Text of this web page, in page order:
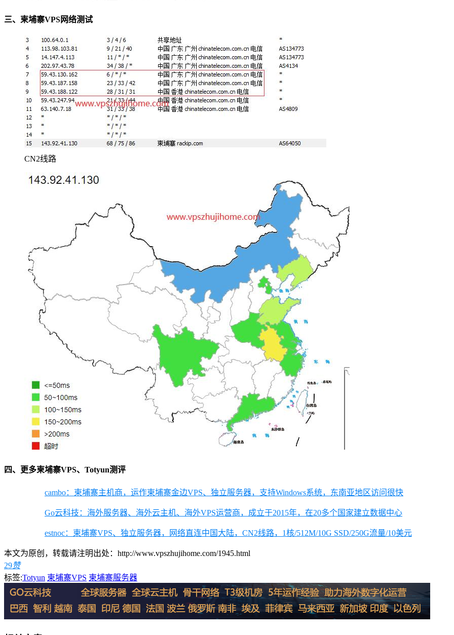
三、柬埔寨VPS网络测试
CN2线路
四、更多柬埔寨VPS、Totyun测评
cambo：柬埔寨主机商，运作柬埔寨金边VPS、独立服务器，支持Windows系统，东南亚地区访问很快
Go云科技：海外服务器、海外云主机、海外VPS运营商，成立于2015年，在20多个国家建立数据中心
estnoc：柬埔寨VPS、独立服务器，网络直连中国大陆，CN2线路，1核/512M/10G SSD/250G流量/10美元
本文为原创，转载请注明出处：http://www.vpszhujihome.com/1945.html
29赞
标签:Totyun 柬埔寨VPS 柬埔寨服务器